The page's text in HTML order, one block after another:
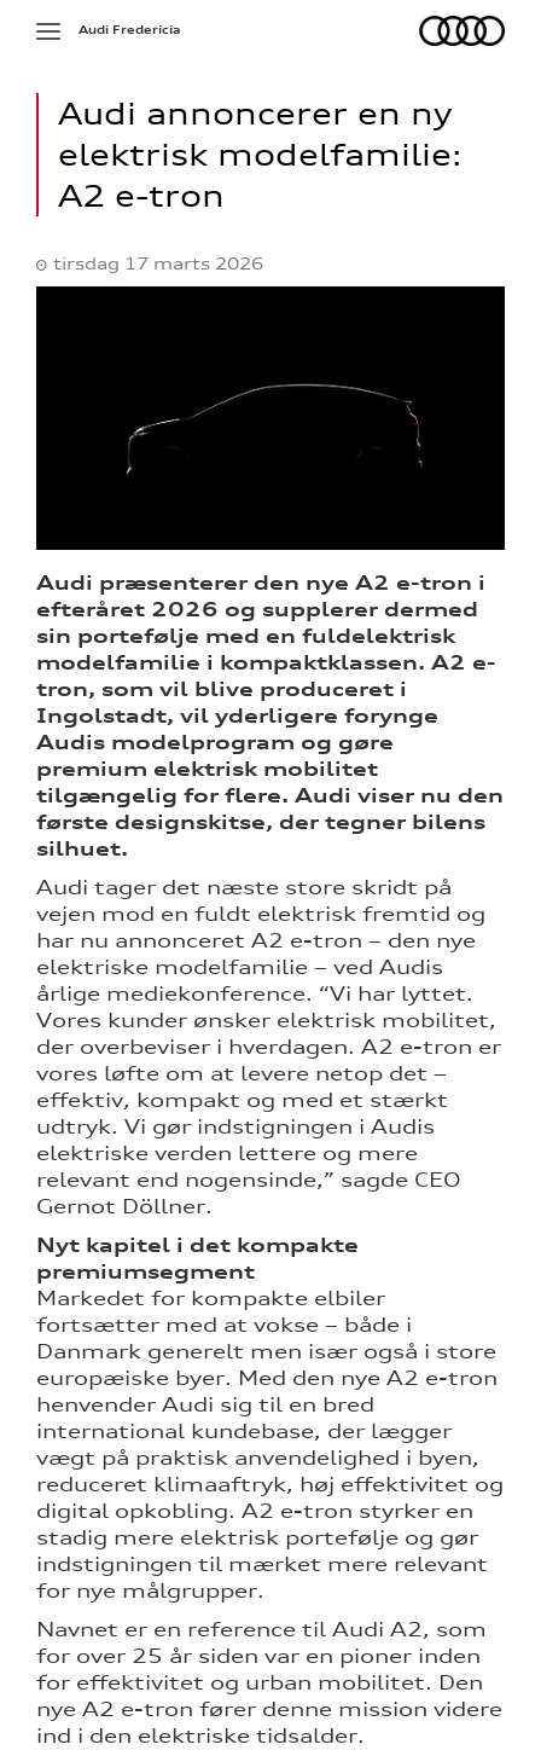
Toggle
Audi
Audi Fredericia
Audi annoncerer en ny
elektrisk modelfamilie:
A2 e-tron
tirsdag 17 marts 2026
Audi præsenterer den nye A2 e-tron i
efteråret 2026 og supplerer dermed
sin portefølje med en fuldelektrisk
modelfamilie i kompaktklassen. A2 e-
tron, som vil blive produceret i
Ingolstadt, vil yderligere forynge
Audis modelprogram og gøre
premium elektrisk mobilitet
tilgængelig for flere. Audi viser nu den
første designskitse, der tegner bilens
silhuet.
Audi tager det næste store skridt på
vejen mod en fuldt elektrisk fremtid og
har nu annonceret A2 e-tron – den nye
elektriske modelfamilie – ved Audis
årlige mediekonference. “Vi har lyttet.
Vores kunder ønsker elektrisk mobilitet,
der overbeviser i hverdagen. A2 e-tron er
vores løfte om at levere netop det –
effektiv, kompakt og med et stærkt
udtryk. Vi gør indstigningen i Audis
elektriske verden lettere og mere
relevant end nogensinde,” sagde CEO
Gernot Döllner.
Nyt kapitel i det kompakte
premiumsegment
Markedet for kompakte elbiler
fortsætter med at vokse – både i
Danmark generelt men især også i store
europæiske byer. Med den nye A2 e-tron
henvender Audi sig til en bred
international kundebase, der lægger
vægt på praktisk anvendelighed i byen,
reduceret klimaaftryk, høj effektivitet og
digital opkobling. A2 e-tron styrker en
stadig mere elektrisk portefølje og gør
indstigningen til mærket mere relevant
for nye målgrupper.
Navnet er en reference til Audi A2, som
for over 25 år siden var en pioner inden
for effektivitet og urban mobilitet. Den
nye A2 e-tron fører denne mission videre
ind i den elektriske tidsalder.